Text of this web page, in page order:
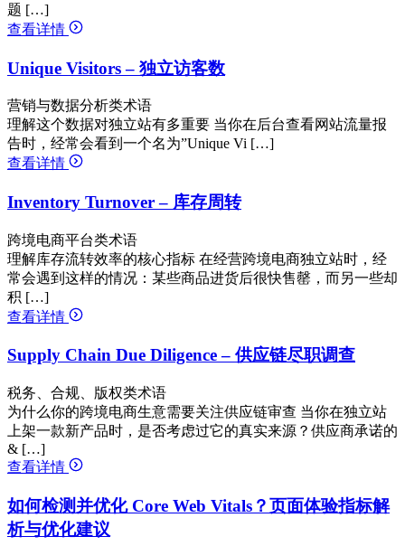
题 […]
查看详情
Unique Visitors – 独立访客数
营销与数据分析类术语
理解这个数据对独立站有多重要 当你在后台查看网站流量报
告时，经常会看到一个名为”Unique Vi […]
查看详情
Inventory Turnover – 库存周转
跨境电商平台类术语
理解库存流转效率的核心指标 在经营跨境电商独立站时，经
常会遇到这样的情况：某些商品进货后很快售罄，而另一些却
积 […]
查看详情
Supply Chain Due Diligence – 供应链尽职调查
税务、合规、版权类术语
为什么你的跨境电商生意需要关注供应链审查 当你在独立站
上架一款新产品时，是否考虑过它的真实来源？供应商承诺的
& […]
查看详情
如何检测并优化 Core Web Vitals？页面体验指标解
析与优化建议